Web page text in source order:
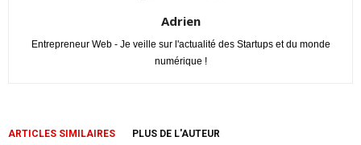
Adrien
Entrepreneur Web - Je veille sur l'actualité des Startups et du monde
numérique !
ARTICLES SIMILAIRES PLUS DE L'AUTEUR